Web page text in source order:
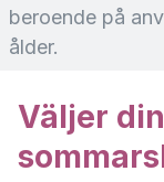
beroende på
ålder.
Väljer